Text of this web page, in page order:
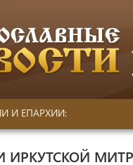
И ЕПАРХИИ:
ИРКУТСКОЙ